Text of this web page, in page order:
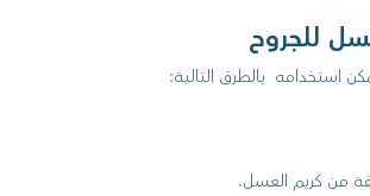
للجروح
استخدامه بالطرق التالية:
من كريم العسل.